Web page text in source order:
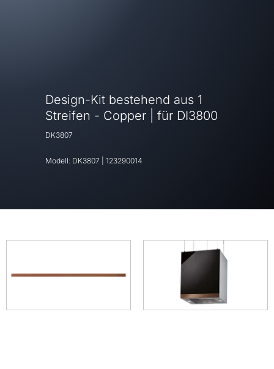
Design-Kit bestehend aus 1
Streifen - Copper | für DI3800
DK3807
Modell: DK3807 123290014